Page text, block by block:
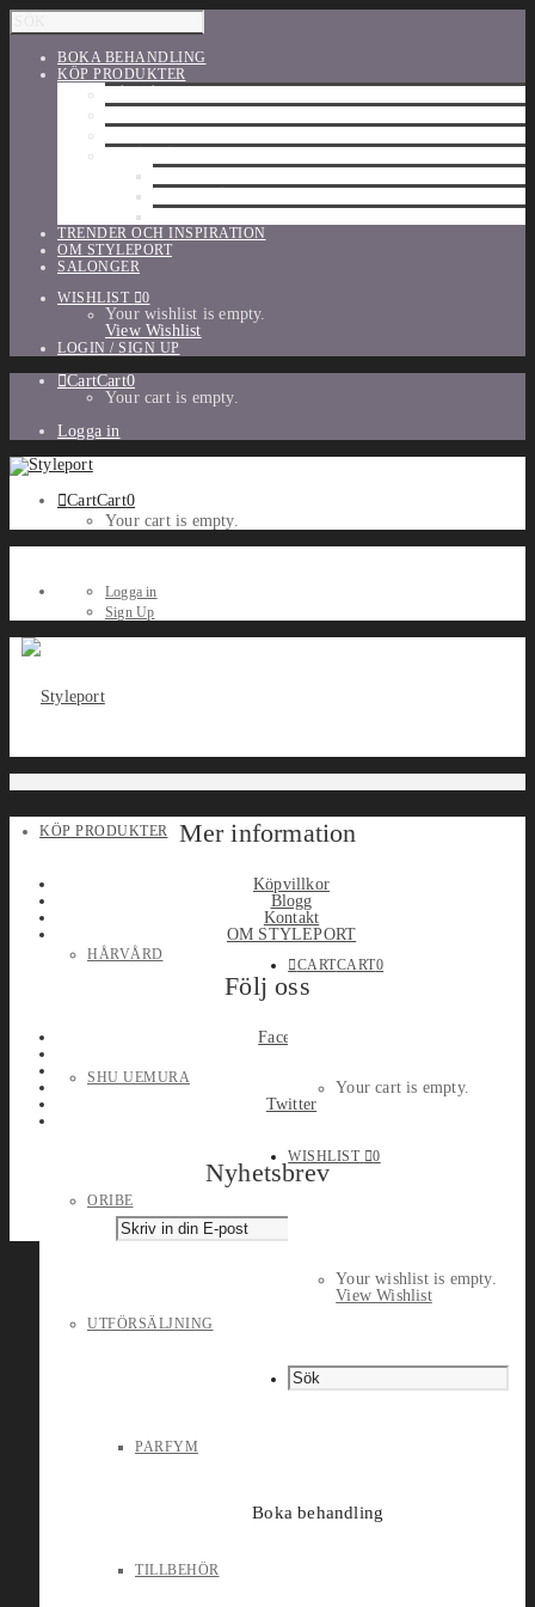
BOKA BEHANDLING
KÖP PRODUKTER
TRENDER OCH INSPIRATION
OM STYLEPORT
SALONGER
WISHLIST
0
Your wishlist is empty.
View Wishlist
LOGIN / SIGN UP
CartCart0
Your cart is empty.
Logga in
CartCart0
Your cart is empty.
Logga in
Sign Up
KÖP PRODUKTER
HÅRVÅRD
SHU UEMURA
ORIBE
UTFÖRSÄLJNING
PARFYM
TILLBEHÖR
CARTCART0
Your cart is empty.
WISHLIST 0
Your wishlist is empty.
View Wishlist
Boka behandling
Mer information
Köpvillkor
Blogg
Kontakt
OM STYLEPORT
Följ oss
Facebook
Twitter
Nyhetsbrev